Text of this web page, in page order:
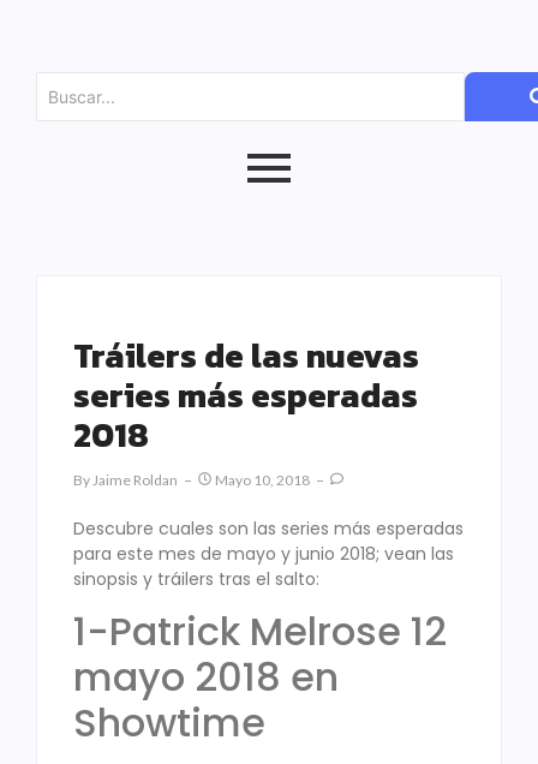
Tráilers de las nuevas
series más esperadas
2018
ByJaime Roldan Mayo 10, 2018
Descubre cuales son las series más esperadas
para este mes de mayo y junio 2018; vean las
sinopsis y tráilers tras el salto:
1-Patrick Melrose 12
mayo 2018 en
Showtime